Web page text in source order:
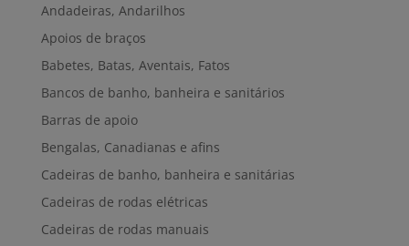
Andadeiras, Andarilhos
Apoios de braços
Babetes, Batas, Aventais, Fatos
Bancos de banho, banheira e sanitários
Barras de apoio
Bengalas, Canadianas e afins
Cadeiras de banho, banheira e sanitárias
Cadeiras de rodas elétricas
Cadeiras de rodas manuais